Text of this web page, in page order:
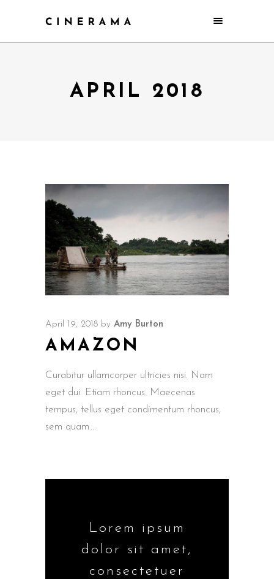
APRIL 2018
April 19, 2018 by Amy Burton
AMAZON
Curabitur ullamcorper ultricies nisi. Nam
eget dui. Etiam rhoncus. Maecenas
tempus, tellus eget condimentum rhoncus,
sem quam
Lorem ipsum
dolor sit amet,
consectetuer